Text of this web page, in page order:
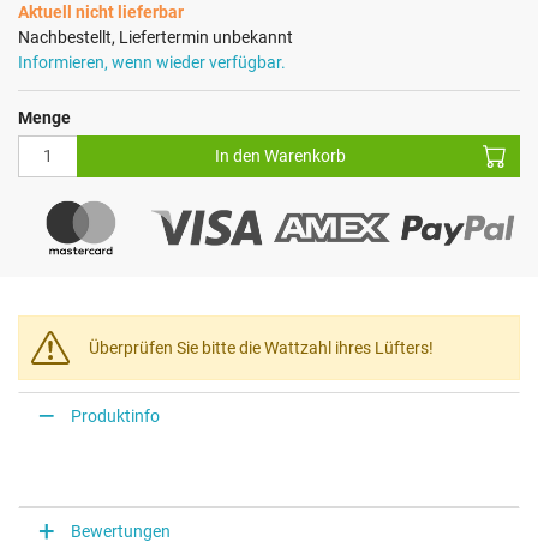
Aktuell nicht lieferbar
Nachbestellt, Liefertermin unbekannt
Informieren, wenn wieder verfügbar.
Menge
In den Warenkorb
Überprüfen Sie bitte die Wattzahl ihres Lüfters!
Produktinfo
Bewertungen